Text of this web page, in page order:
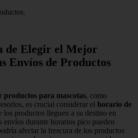
de Elegir el Mejor
Envíos de Productos
productos para mascotas, como
es crucial considerar el horario de
los productos lleguen a su destino en
envíos durante horarios pico pueden
afectar la frescura de los productos